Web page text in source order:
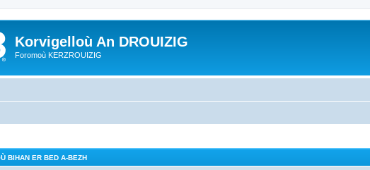
Korvigelloù An DROUIZIG
Foromoù KERZROUIZIG
BIHAN ER BED A-BEZH